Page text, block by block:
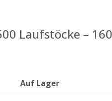
Laufstöcke –
Auf Lager